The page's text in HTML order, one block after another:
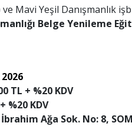
Mavi Yeşil Danışmanlık
Belge Yenileme
TL + %20 KDV
%20 KDV
Ağa Sok. No: 8,